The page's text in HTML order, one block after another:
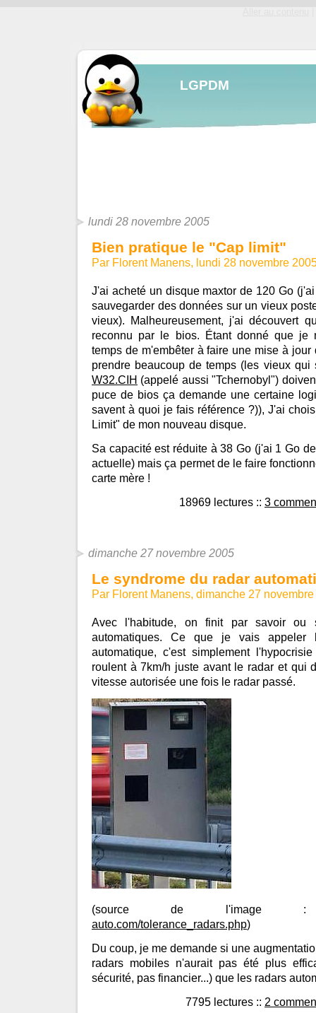
LGPDM
lundi 28 novembre 2005
Bien pratique le "Cap limit"
Par Florent Manens, lundi 28 novembre
J'ai acheté un disque maxtor de 120 Go
sauvegarder des données sur un vieux
vieux). Malheureusement, j'ai découvert
reconnu par le bios. Étant donné que je
temps de m'embêter à faire une mise à
prendre beaucoup de temps (les vieux qui
W32.CIH (appelé aussi "Tchernobyl")
puce de bios ça demande une certaine
savent à quoi je fais référence ?)), J'ai
Limit" de mon nouveau disque.
Sa capacité est réduite à 38 Go (j'ai 1 Go
actuelle) mais ça permet de le faire
carte mère !
18969 lectures :: 3
dimanche 27 novembre 2005
Le syndrome du radar
Par Florent Manens, dimanche 27
Avec l'habitude, on finit par savoir ou
automatiques. Ce que je vais appeler
automatique, c'est simplement
roulent à 7km/h juste avant le radar et qui
vitesse autorisée une fois le radar passé.
(source de
auto.com/tolerance_radars.php)
Du coup, je me demande si une
radars mobiles n'aurait pas été plus
sécurité, pas financier...) que les radars
7795 lectures :: 2